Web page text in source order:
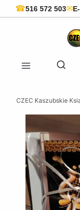
☎516 572 503✉
Otwórz
CZEC Kaszubskie